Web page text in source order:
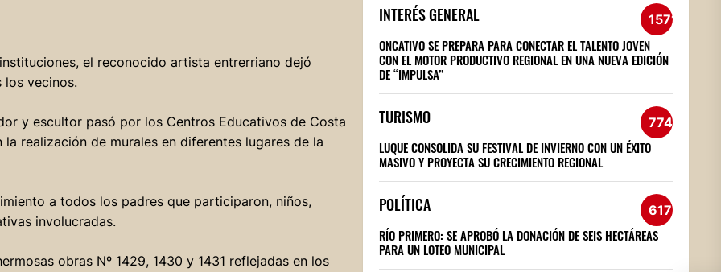
el reconocido artista entrerriano dejó
vecinos.
y escultor pasó por los Centros Educativos de Costa
realización de murales en diferentes lugares de la
a todos los padres que participaron, niños,
involucradas.
obras Nº 1429, 1430 y 1431 reflejadas en los
INTERÉS GENERAL 1571
ONCATIVO SE PREPARA PARA CONECTAR EL TALENTO JOVEN
CON EL MOTOR PRODUCTIVO REGIONAL EN UNA NUEVA EDICIÓN
DE “IMPULSA”
TURISMO 774
LUQUE CONSOLIDA SU FESTIVAL DE INVIERNO CON UN ÉXITO
MASIVO Y PROYECTA SU CRECIMIENTO REGIONAL
POLÍTICA 617
RÍO PRIMERO: SE APROBÓ LA DONACIÓN DE SEIS HECTÁREAS
PARA UN LOTEO MUNICIPAL